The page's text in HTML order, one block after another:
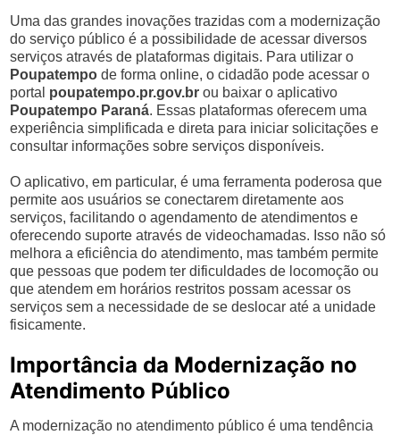
Uma das grandes inovações trazidas com a modernização
do serviço público é a possibilidade de acessar diversos
serviços através de plataformas digitais. Para utilizar o
Poupatempo de forma online, o cidadão pode acessar o
portal poupatempo.pr.gov.br ou baixar o aplicativo
Poupatempo Paraná. Essas plataformas oferecem uma
experiência simplificada e direta para iniciar solicitações e
consultar informações sobre serviços disponíveis.
O aplicativo, em particular, é uma ferramenta poderosa que
permite aos usuários se conectarem diretamente aos
serviços, facilitando o agendamento de atendimentos e
oferecendo suporte através de videochamadas. Isso não só
melhora a eficiência do atendimento, mas também permite
que pessoas que podem ter dificuldades de locomoção ou
que atendem em horários restritos possam acessar os
serviços sem a necessidade de se deslocar até a unidade
fisicamente.
Importância da Modernização no
Atendimento Público
A modernização no atendimento público é uma tendência